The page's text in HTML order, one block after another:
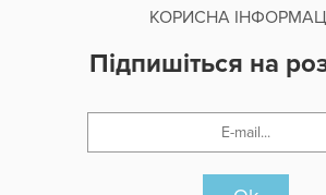
КОРИСНА
Підпишіться на